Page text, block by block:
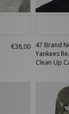
€38,00
47 Brand
Yankees
Clean Up